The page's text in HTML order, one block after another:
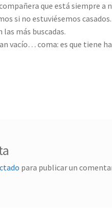
que está siempre
si no estuviésemos casados.
más buscadas.
vacío… coma: es que tiene
para publicar un